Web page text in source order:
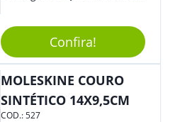
Com Elegância E
Modernidade Na Medida
Exata.
Confira!
MOLESKINE COURO
SINTÉTICO 14X9,5CM
COD.:527